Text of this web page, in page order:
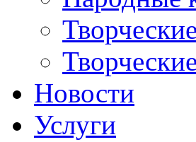
Новости
Услуги